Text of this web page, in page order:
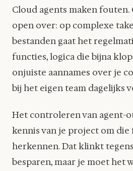
Cloud agents maken fouten.
open over: op complexe
bestanden gaat het
functies, logica die bijna
onjuiste aannames over je
bij het eigen team dagelijks
Het controleren van agent-
kennis van je project om
herkennen. Dat klinkt
besparen, maar je moet het